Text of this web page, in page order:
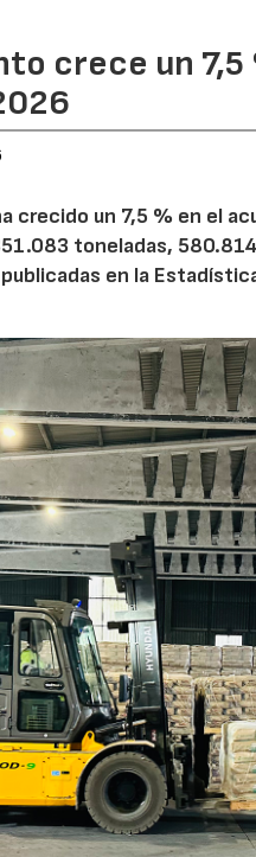
crece un
crecido un 7,5 % en el
toneladas,
en la